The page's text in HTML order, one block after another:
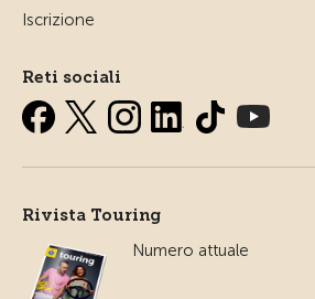
Iscrizione
Reti sociali
Rivista Touring
Numero attuale